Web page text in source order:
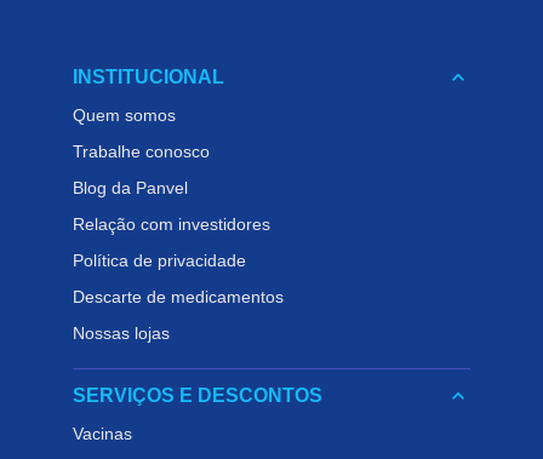
INSTITUCIONAL keyboard_arrow_down
Quem somos
Trabalhe conosco
Blog da Panvel
Relação com investidores
Política de privacidade
Descarte de medicamentos
Nossas lojas
SERVIÇOS E DESCONTOS keyboard_arrow_down
Vacinas